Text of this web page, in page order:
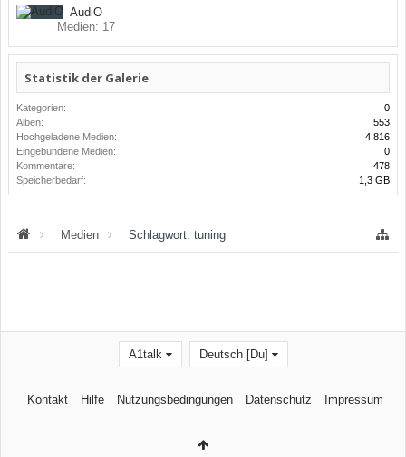
AudiO
Medien: 17
Statistik der Galerie
Kategorien:
0
Alben:
553
Hochgeladene Medien:
4.816
Eingebundene Medien:
0
Kommentare:
478
Speicherbedarf:
1,3 GB
Medien Schlagwort: tuning
A1talk Deutsch [Du]
Kontakt Hilfe Nutzungsbedingungen Datenschutz Impressum